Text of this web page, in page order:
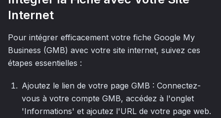
Internet
Pour intégrer efficacement votre fiche Google My
Business (GMB) avec votre site internet, suivez ces
étapes essentielles :
Ajoutez le lien de votre page GMB : Connectez-
vous à votre compte GMB, accédez à l'onglet
'Informations' et ajoutez l'URL de votre page web.